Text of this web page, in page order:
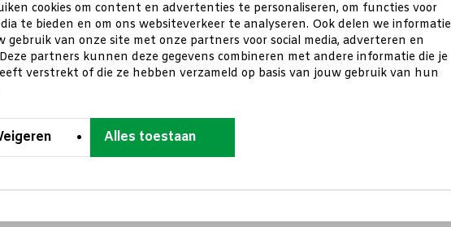
cookies om content en advertenties te personaliseren, om functies voor
te bieden en om ons websiteverkeer te analyseren. Ook delen we informatie
gebruik van onze site met onze partners voor social media, adverteren en
partners kunnen deze gegevens combineren met andere informatie die je
verstrekt of die ze hebben verzameld op basis van jouw gebruik van hun
Alles toestaan